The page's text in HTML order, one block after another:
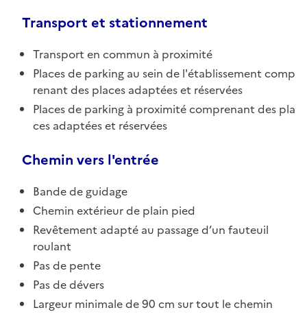
Transport et stationnement
Transport en commun à proximité
Places de parking au sein de l'établissement comp
renant des places adaptées et réservées
Places de parking à proximité comprenant des pla
ces adaptées et réservées
Chemin vers l'entrée
Bande de guidage
Chemin extérieur de plain pied
Revêtement adapté au passage d’un fauteuil
roulant
Pas de pente
Pas de dévers
Largeur minimale de 90 cm sur tout le chemin